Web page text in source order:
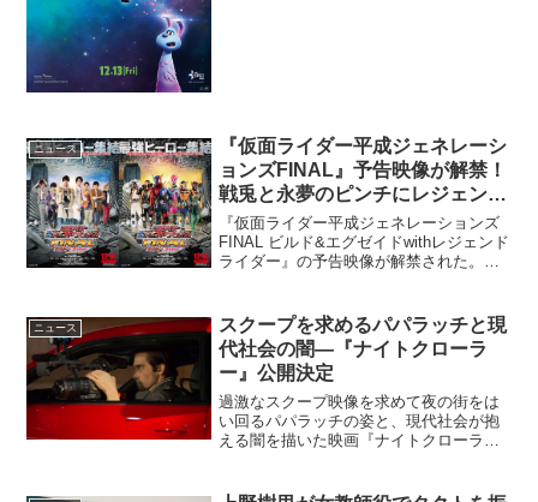
ニュース
『仮面ライダー平成ジェネレーシ
ョンズFINAL』予告映像が解禁！
戦兎と永夢のピンチにレジェンド
ライダーが集結
『仮面ライダー平成ジェネレーションズ
FINAL ビルド&エグゼイドwithレジェンド
ライダー』の予告映像が解禁された。こ
像が解禁・仮面ラ...
ニュース
スクープを求めるパパラッチと現
代社会の闇―『ナイトクローラ
ー』公開決定
過激なスクープ映像を求めて夜の街をは
い回るパパラッチの姿と、現代社会が抱
える闇を描いた映画『ナイトクローラ
ラー”とは警察無線を傍受して、いち早く